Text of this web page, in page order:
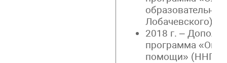
Лобачевского)
2018 г. –
программа
помощи» (ННГУ